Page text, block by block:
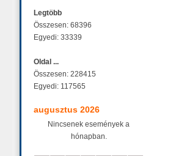
Legtöbb
Összesen: 68396
Egyedi: 33339
Oldal ...
Összesen: 228415
Egyedi: 117565
augusztus 2026
Nincsenek események a
hónapban.